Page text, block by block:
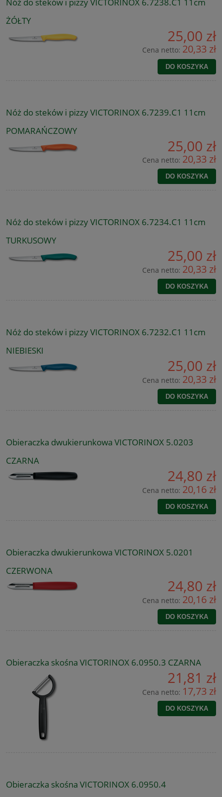
ŻÓŁTY
25,00 zł
Cena netto: 20,33 zł
DO KOSZYKA
Nóż do steków i pizzy VICTORINOX 6.7239.C1 11cm
POMARAŃCZOWY
25,00 zł
Cena netto: 20,33 zł
DO KOSZYKA
Nóż do steków i pizzy VICTORINOX 6.7234.C1 11cm
TURKUSOWY
25,00 zł
Cena netto: 20,33 zł
DO KOSZYKA
Nóż do steków i pizzy VICTORINOX 6.7232.C1 11cm
NIEBIESKI
25,00 zł
Cena netto: 20,33 zł
DO KOSZYKA
Obieraczka dwukierunkowa VICTORINOX 5.0203
CZARNA
24,80 zł
Cena netto: 20,16 zł
DO KOSZYKA
Obieraczka dwukierunkowa VICTORINOX 5.0201
CZERWONA
24,80 zł
Cena netto: 20,16 zł
DO KOSZYKA
Obieraczka skośna VICTORINOX 6.0950.3 CZARNA
21,81 zł
Cena netto: 17,73 zł
DO KOSZYKA
Obieraczka skośna VICTORINOX 6.0950.4